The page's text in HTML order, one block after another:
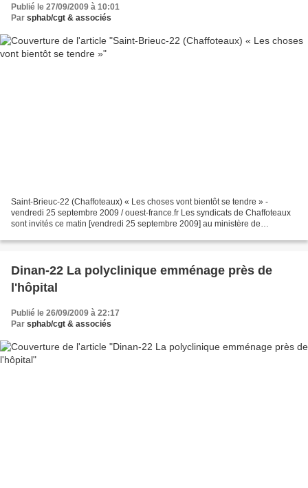
Publié le 27/09/2009 à 10:01
Par sphab/cgt & associés
Saint-Brieuc-22 (Chaffoteaux) « Les choses vont bientôt se tendre » -
vendredi 25 septembre 2009 / ouest-france.fr Les syndicats de Chaffoteaux
sont invités ce matin [vendredi 25 septembre 2009] au ministère de
Dinan-22 La polyclinique emménage près de
l'hôpital
Publié le 26/09/2009 à 22:17
Par sphab/cgt & associés